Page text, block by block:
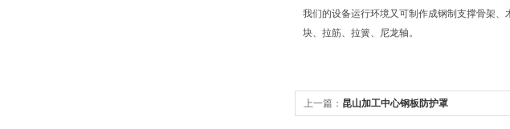
我们的设备运行环境又可制作成钢制支撑骨架
块、拉筋、拉簧、尼龙轴。
上一篇： 昆山加工中心钢板防护罩